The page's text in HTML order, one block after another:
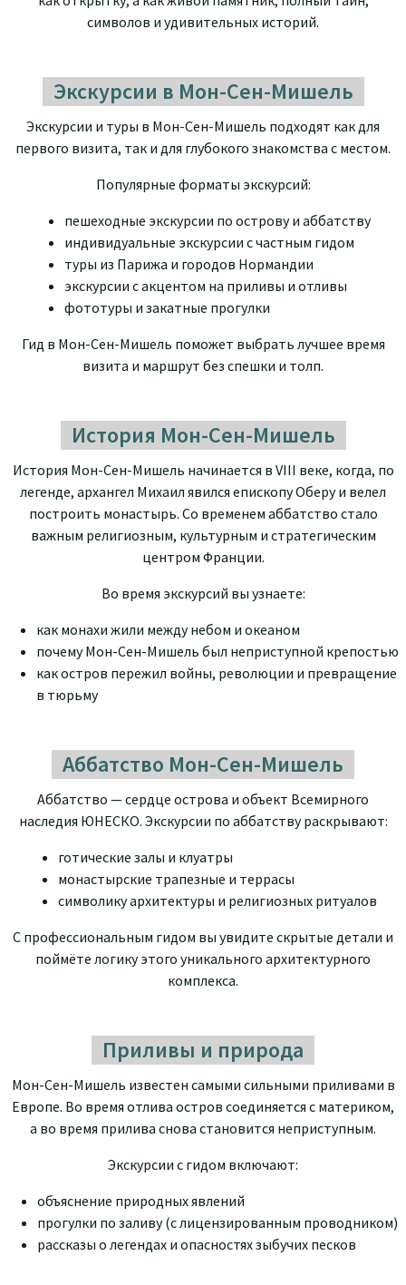
символов и удивительных историй.
Экскурсии в Мон-Сен-Мишель
Экскурсии и туры в Мон-Сен-Мишель подходят как для
первого визита, так и для глубокого знакомства с местом.
Популярные форматы экскурсий:
пешеходные экскурсии по острову и аббатству
индивидуальные экскурсии с частным гидом
туры из Парижа и городов Нормандии
экскурсии с акцентом на приливы и отливы
фототуры и закатные прогулки
Гид в Мон-Сен-Мишель поможет выбрать лучшее время
визита и маршрут без спешки и толп.
История Мон-Сен-Мишель
История Мон-Сен-Мишель начинается в VIII веке, когда, по
легенде, архангел Михаил явился епископу Оберу и велел
построить монастырь. Со временем аббатство стало
важным религиозным, культурным и стратегическим
центром Франции.
Во время экскурсий вы узнаете:
как монахи жили между небом и океаном
почему Мон-Сен-Мишель был неприступной крепостью
как остров пережил войны, революции и превращение
в тюрьму
Аббатство Мон-Сен-Мишель
Аббатство — сердце острова и объект Всемирного
наследия ЮНЕСКО. Экскурсии по аббатству раскрывают:
готические залы и клуатры
монастырские трапезные и террасы
символику архитектуры и религиозных ритуалов
С профессиональным гидом вы увидите скрытые детали и
поймёте логику этого уникального архитектурного
комплекса.
Приливы и природа
Мон-Сен-Мишель известен самыми сильными приливами в
Европе. Во время отлива остров соединяется с материком,
а во время прилива снова становится неприступным.
Экскурсии с гидом включают:
объяснение природных явлений
прогулки по заливу (с лицензированным проводником)
рассказы о легендах и опасностях зыбучих песков